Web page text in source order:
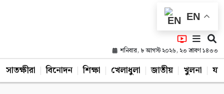
EN
শনিবার, ৮ আগস্ট ২০২৬, ২৩ শ্রাবণ ১৪৩৩
সাতক্ষীরা বিনোদন শিক্ষা খেলাধুলা জাতীয় খুলনা